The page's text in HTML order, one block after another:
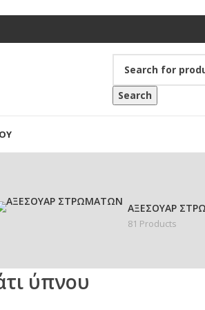
Search
ΑΞΕΣΟΥΆΡ
81 Products
ύπνου